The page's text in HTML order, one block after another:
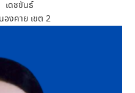
ดชขันธ์
งคาย เขต 2